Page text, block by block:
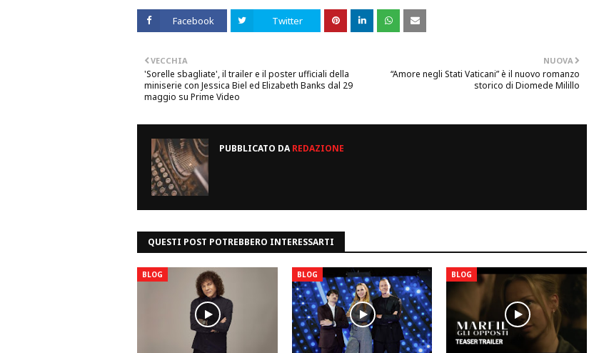
Facebook Twitter
NUOVA
“Amore negli Stati Vaticani” è il nuovo romanzo
storico di Diomede Milillo
VECCHIA
'Sorelle sbagliate', il trailer e il poster ufficiali della
miniserie con Jessica Biel ed Elizabeth Banks dal 29
maggio su Prime Video
PUBBLICATO DAREDAZIONE
QUESTI POST POTREBBERO INTERESSARTI
BLOG BLOG BLOG